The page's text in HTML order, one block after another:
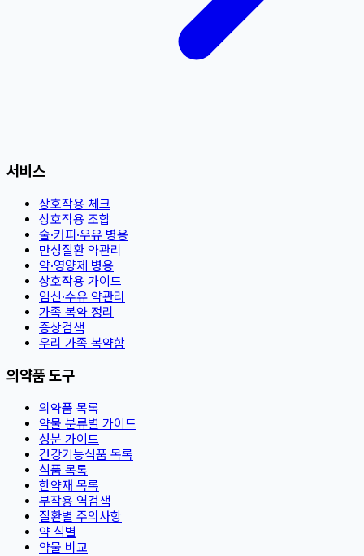
서비스
상호작용 체크
상호작용 조합
술·커피·우유 병용
만성질환 약관리
약·영양제 병용
상호작용 가이드
임신·수유 약관리
가족 복약 정리
증상검색
우리 가족 복약함
의약품 도구
의약품 목록
약물 분류별 가이드
성분 가이드
건강기능식품 목록
식품 목록
한약재 목록
부작용 역검색
질환별 주의사항
약 식별
약물 비교